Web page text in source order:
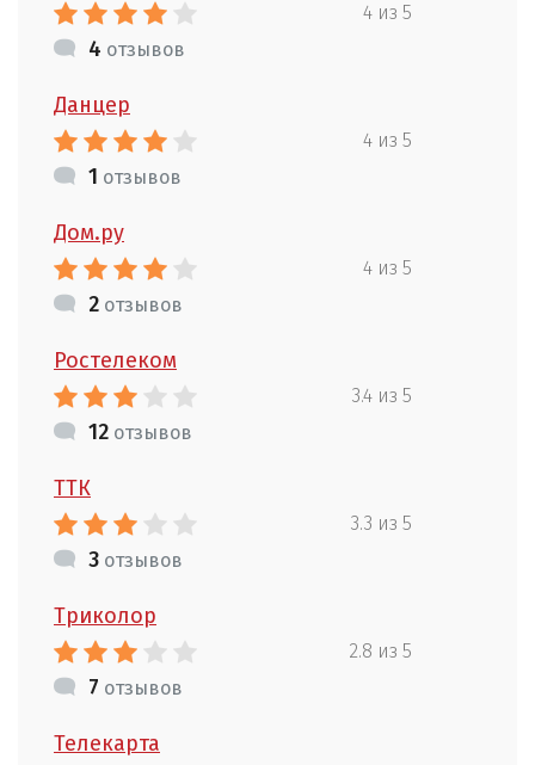
4 из 5
4 отзывов
Данцер
4 из 5
1 отзывов
Дом.ру
4 из 5
2 отзывов
Ростелеком
3.4 из 5
12 отзывов
ТТК
3.3 из 5
3 отзывов
Триколор
2.8 из 5
7 отзывов
Телекарта